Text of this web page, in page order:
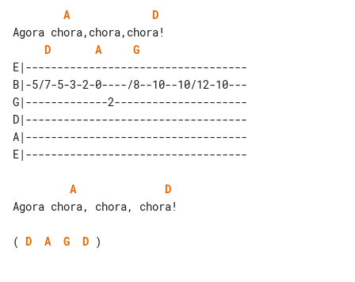
A
D
D
A
G
E|-----------------------------------
B|-5/7-5-3-2-0----/8--10--10/12-10---
G|-------------2---------------------
D|-----------------------------------
A|-----------------------------------
A
D
Agora chora, chora, chora!
( D A G D